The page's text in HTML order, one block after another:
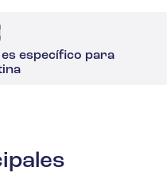
específico para